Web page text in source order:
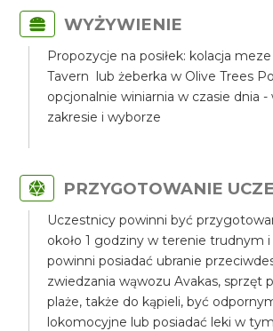
WYŻYWIENIE
Propozycje na posiłek: kolacja
Tavern lub żeberka w Olive Trees
opcjonalnie winiarnia w czasie dnia -
zakresie i wyborze
PRZYGOTOWANIE
Uczestnicy powinni być
około 1 godziny w terenie trudnym
powinni posiadać ubranie
zwiedzania wąwozu Avakas, sprzęt
plaże, także do kąpieli, być
lokomocyjne lub posiadać leki w